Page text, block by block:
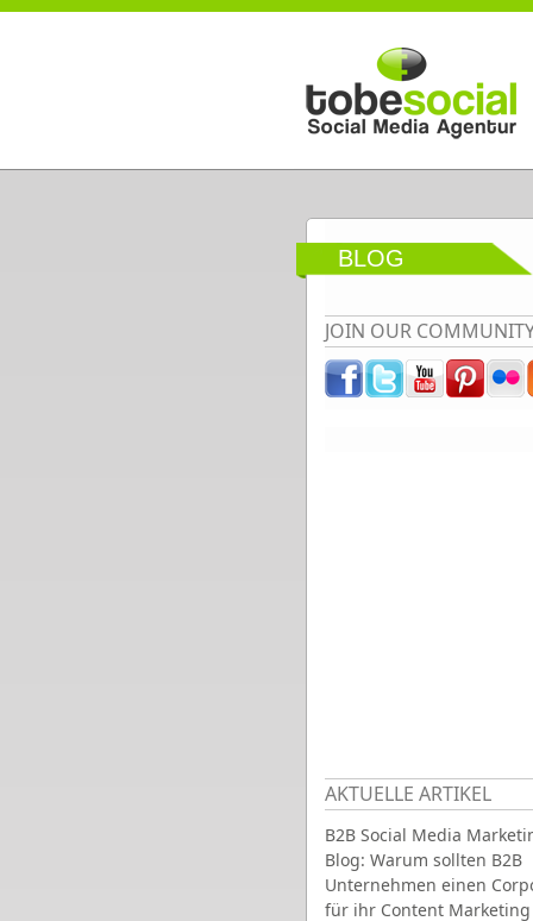
Direkt zum Inhalt
BLOG
JOIN OUR
AKTUELLE ARTIKEL
B2B Social Media
Blog: Warum sollten B2B
Unternehmen einen
für ihr Content Marketing